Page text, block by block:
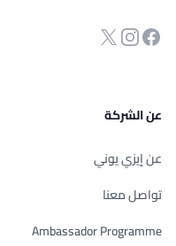
صفحة الفيسبوك
انستجرام
Twitter
عن الشركة
عن إيزي يوني
تواصل معنا
Ambassador Programme